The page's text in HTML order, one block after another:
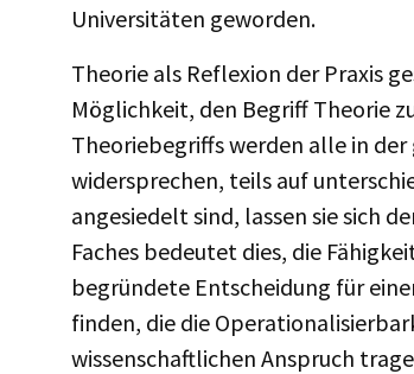
Universitäten geworden.
Theorie als Reflexion der Praxis
Möglichkeit, den Begriff Theorie
Theoriebegriffs werden alle in
widersprechen, teils auf
angesiedelt sind, lassen sie sich
Faches bedeutet dies, die
begründete Entscheidung für
finden, die die
wissenschaftlichen Anspruch